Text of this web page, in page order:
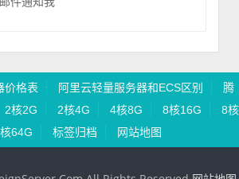
价格表 阿里云轻量服务器和ECS区别
腾
2核2G 2核4G 4核8G 8核16G
8核
64G 标签归档 网站地图